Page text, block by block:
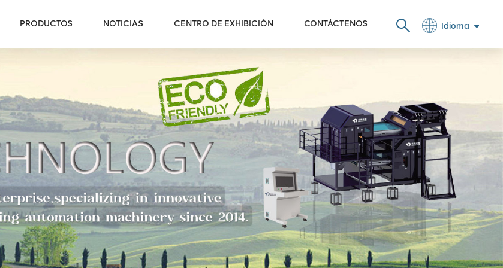
Idioma
PRODUCTOS NOTICIAS CENTRO DE EXHIBICIÓN CONTÁCTENOS